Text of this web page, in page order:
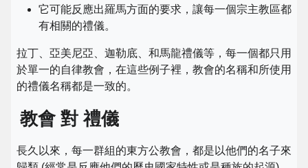
它可能反應出羅馬方面的要求，讓每一個宗主教區都
有相關的禮儀。
拉丁、亞美尼亞、迦勒底、和馬龍禮儀等，每一個都只用
於單一的自律教會，在這些例子裡，教會的名稱和所使用
的禮儀名稱都是一致的。
教會 對 禮儀
長久以來，每一群組的東方公教會，都是以他們的名子來